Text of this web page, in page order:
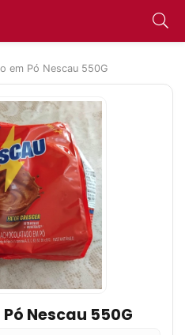
em Pó Nescau 550G
Nescau 550G